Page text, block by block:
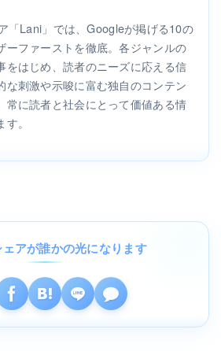
「Lani」では、Googleが掲げる10の
ーファーストを徹底。各ジャンルの
をはじめ、読者のニーズに応える信
な刺激や示唆に富む独自のコンテン
常に読者と社会にとって価値ある情
。
アが誰かの光になります